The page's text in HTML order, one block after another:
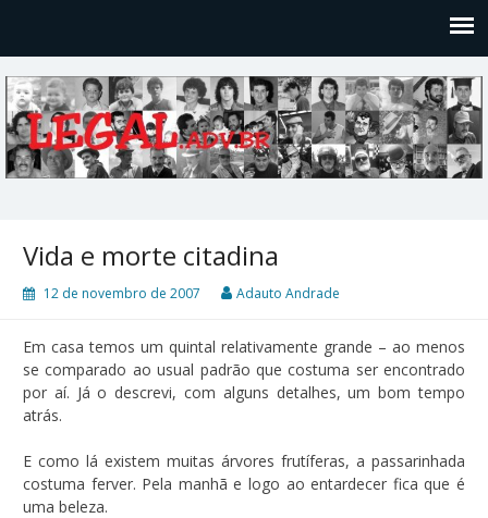
Vida e morte citadina
12 de novembro de 2007 Adauto Andrade
Em casa temos um quintal relativamente grande – ao menos
se comparado ao usual padrão que costuma ser encontrado
por aí. Já o descrevi, com alguns detalhes, um bom tempo
atrás.
E como lá existem muitas árvores frutíferas, a passarinhada
costuma ferver. Pela manhã e logo ao entardecer fica que é
uma beleza.